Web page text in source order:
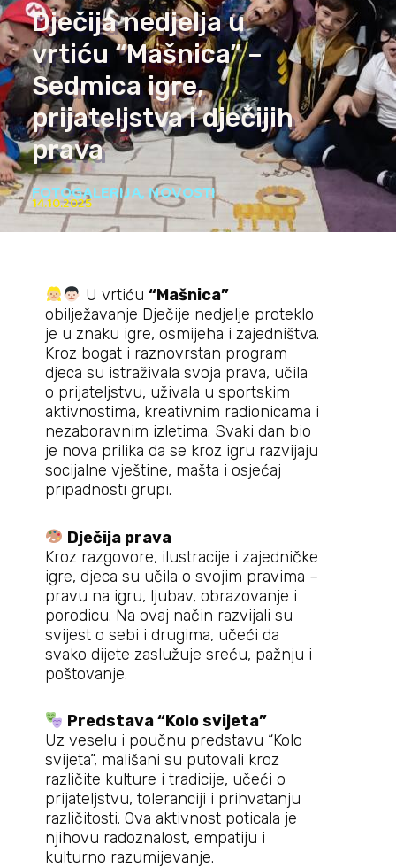
Dječija nedjelja u
vrtiću “Mašnica” –
Sedmica igre,
prijateljstva i dječijih
prava
FOTOGALERIJA,NOVOSTI
14.10.2025
U vrtiću “Mašnica”
obilježavanje Dječije nedjelje proteklo
je u znaku igre, osmijeha i zajedništva.
Kroz bogat i raznovrstan program
djeca su istraživala svoja prava, učila
o prijateljstvu, uživala u sportskim
aktivnostima, kreativnim radionicama i
nezaboravnim izletima. Svaki dan bio
je nova prilika da se kroz igru razvijaju
socijalne vještine, mašta i osjećaj
pripadnosti grupi.
Dječija prava
Kroz razgovore, ilustracije i zajedničke
igre, djeca su učila o svojim pravima –
pravu na igru, ljubav, obrazovanje i
porodicu. Na ovaj način razvijali su
svijest o sebi i drugima, učeći da
svako dijete zaslužuje sreću, pažnju i
poštovanje.
Predstava “Kolo svijeta”
Uz veselu i poučnu predstavu “Kolo
svijeta”, mališani su putovali kroz
različite kulture i tradicije, učeći o
prijateljstvu, toleranciji i prihvatanju
različitosti. Ova aktivnost poticala je
njihovu radoznalost, empatiju i
kulturno razumijevanje.